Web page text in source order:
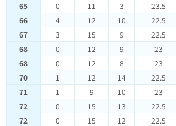
65
0 11 3 23.5
66
4 12 10 22.5
67
3 15 9 22.5
68
0 12 9 23
68
0 12 8 23
70
1 12 14 22.5
71
1 9 10 23
72
0 15 13 22.5
72
0 15 12 22.5